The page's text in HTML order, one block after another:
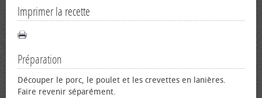
Imprimer la recette
Préparation
Découper le porc, le poulet et les crevettes en lanières.
Faire revenir séparément.